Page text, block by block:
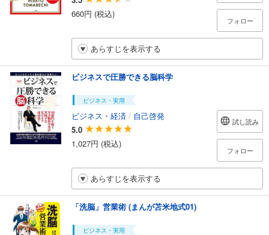
660円 (税込)
フォロー
あらすじを表示する
ビジネスで圧勝できる脳科学
ビジネス・実用
ビジネス・経済 / 自己啓発
5.0
1,027円 (税込)
試し読み
フォロー
あらすじを表示する
「洗脳」営業術 (まんが苫米地式01)
ビジネス・実用